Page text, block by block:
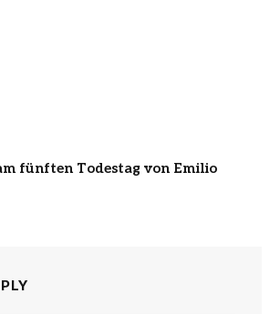
fünften Todestag von Emilio